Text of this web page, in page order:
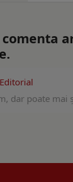
Editorial
dar poate mai